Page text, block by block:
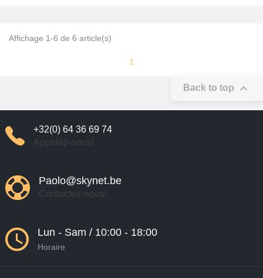
Affichage 1-6 de 6 article(s)
1
Back to top 
+32(0) 64 36 69 74
Appelez-nous!
Paolo@skynet.be
Contactez-nous!
Lun - Sam / 10:00 - 18:00
Horaire